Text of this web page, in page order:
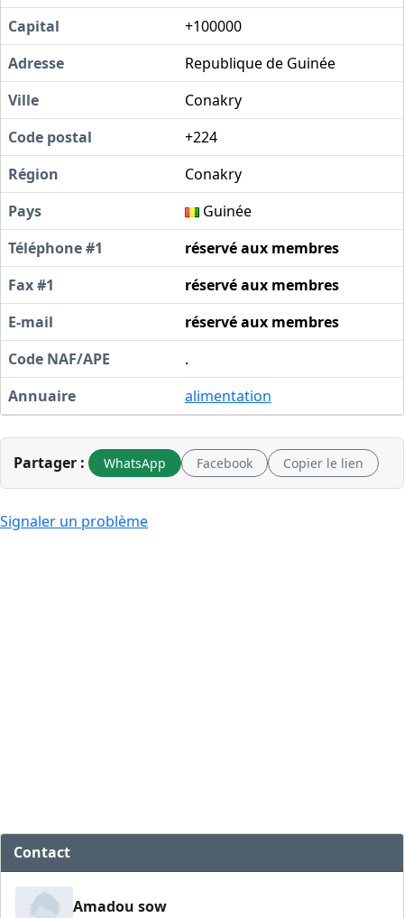
Capital
+100000
Adresse
Republique de Guinée
Ville
Conakry
Code postal
+224
Région
Conakry
Pays
Guinée
Téléphone #1
réservé aux membres
Fax #1
réservé aux membres
E-mail
réservé aux membres
Code NAF/APE
.
Annuaire
alimentation
Partager : WhatsApp Facebook Copier le lien
Signaler un problème
Contact
Amadou sow